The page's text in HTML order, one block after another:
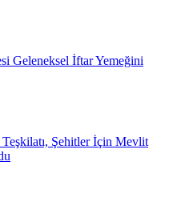
Geleneksel İftar Yemeğini
Şehitler İçin Mevlit